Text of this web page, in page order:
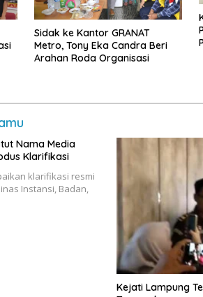
‎Sidak ke Kantor GRANAT
Metro, Tony Eka Candra Beri
Arahan Roda Organisasi
Nama Media
Klarifikasi
klarifikasi resmi
Instansi, Badan,
Kejati Lampung